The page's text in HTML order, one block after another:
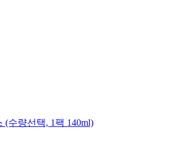
(수량선택, 1팩 140ml)